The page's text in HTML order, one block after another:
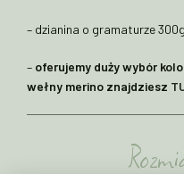
– dzianina o gramaturze 300g
– oferujemy duży wybór
wełny merino znajdziesz